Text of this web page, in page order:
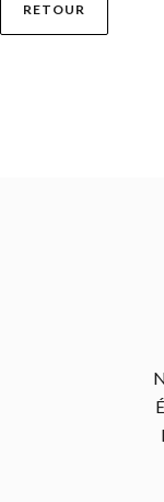
RETOUR